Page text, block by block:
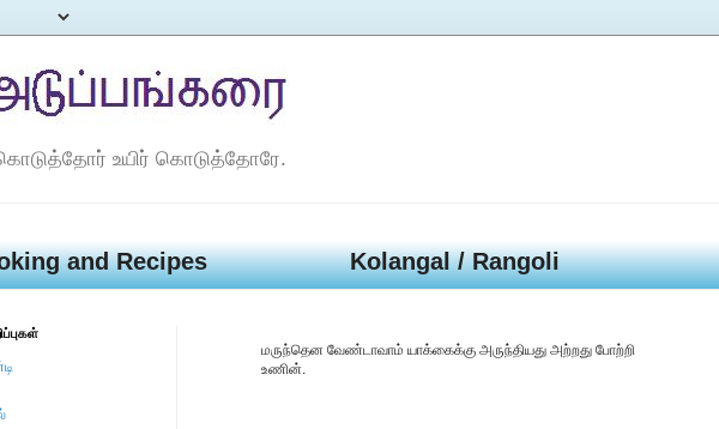
உயிர் கொடுத்தோரே.
and Recipes Kolangal / Rangoli
மருந்தென வேண்டாவாம் யாக்கைக்கு அருந்தியது அற்றது போற்றி
உணின்.